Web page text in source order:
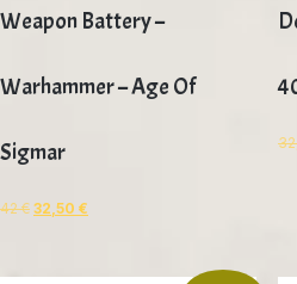
Weapon Battery –
Warhammer – Age Of
Sigmar
42€ 32,50 €